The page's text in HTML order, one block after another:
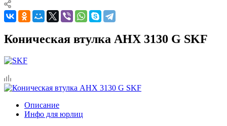
Коническая втулка AHX 3130 G SKF
Описание
Инфо для юрлиц